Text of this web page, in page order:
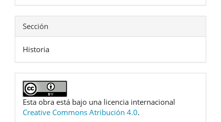
Sección
Historia
Esta obra está bajo una licencia internacional
Creative Commons Atribución 4.0.